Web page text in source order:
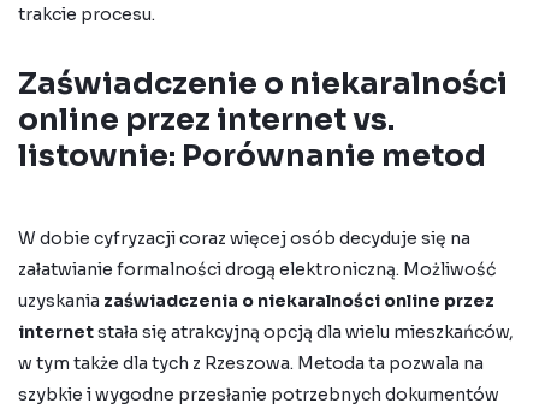
trakcie procesu.
Zaświadczenie o niekaralności
online przez internet vs.
listownie: Porównanie metod
W dobie cyfryzacji coraz więcej osób decyduje się na
załatwianie formalności drogą elektroniczną. Możliwość
uzyskania zaświadczenia o niekaralności online przez
internetstała się atrakcyjną opcją dla wielu mieszkańców,
w tym także dla tych z Rzeszowa. Metoda ta pozwala na
szybkie i wygodne przesłanie potrzebnych dokumentów